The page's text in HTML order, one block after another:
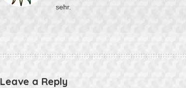
sehr.
Leave a Reply